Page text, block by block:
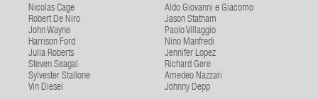
Nicolas Cage
Aldo Giovanni e Giacomo
Robert De Niro
Jason Statham
John Wayne
Paolo Villaggio
Harrison Ford
Nino Manfredi
Julia Roberts
Jennifer Lopez
Steven Seagal
Richard Gere
Sylvester Stallone
Amedeo Nazzari
Vin Diesel
Johnny Depp